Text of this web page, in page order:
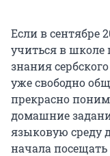
Если в сентябре
учиться в школе
знания
уже свободно
прекрасно
домашние
языковую среду
начала